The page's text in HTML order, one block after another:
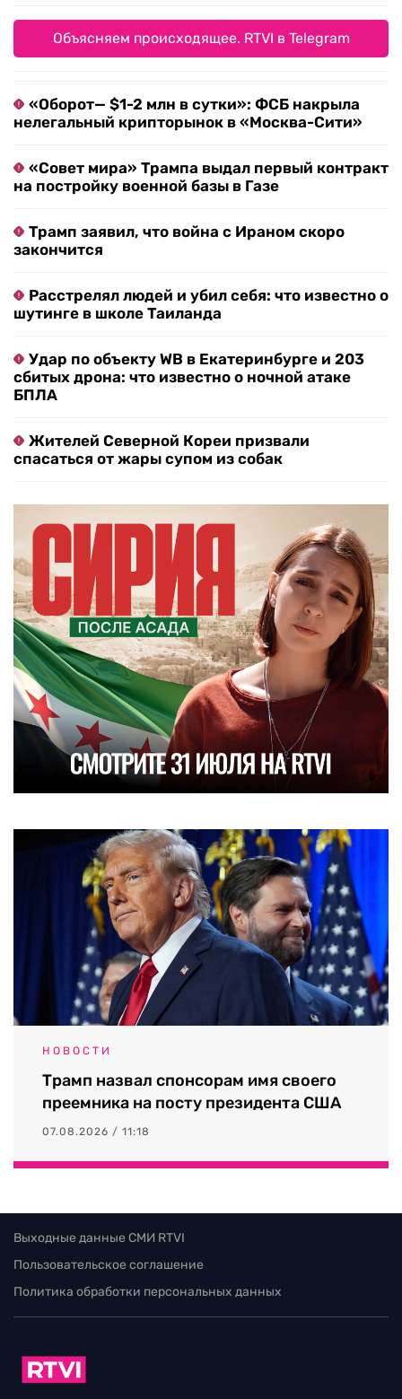
Объясняем происходящее. RTVI в Telegram
«Оборот— $1-2 млн в сутки»: ФСБ накрыла
нелегальный крипторынок в «Москва-Сити»
«Совет мира» Трампа выдал первый контракт
на постройку военной базы в Газе
Трамп заявил, что война с Ираном скоро
закончится
Расстрелял людей и убил себя: что известно о
шутинге в школе Таиланда
Удар по объекту WB в Екатеринбурге и 203
сбитых дрона: что известно о ночной атаке
БПЛА
Жителей Северной Кореи призвали
спасаться от жары супом из собак
НОВОСТИ
Трамп назвал спонсорам имя своего
преемника на посту президента США
07.08.2026 / 11:18
Выходные данные СМИ RTVI
Пользовательское соглашение
Политика обработки персональных данных